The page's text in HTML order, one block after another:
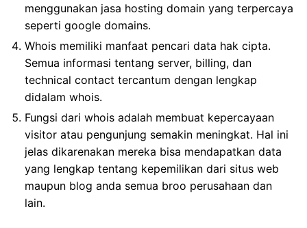
menggunakan jasa hosting domain yang terpercaya
seperti google domains.
Whois memiliki manfaat pencari data hak cipta.
Semua informasi tentang server, billing, dan
technical contact tercantum dengan lengkap
didalam whois.
Fungsi dari whois adalah membuat kepercayaan
visitor atau pengunjung semakin meningkat. Hal ini
jelas dikarenakan mereka bisa mendapatkan data
yang lengkap tentang kepemilikan dari situs web
maupun blog anda semua broo perusahaan dan
lain.